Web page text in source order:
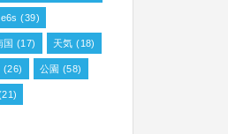
(39)
国 (17) 天気 (18)
(26) 公園 (58)